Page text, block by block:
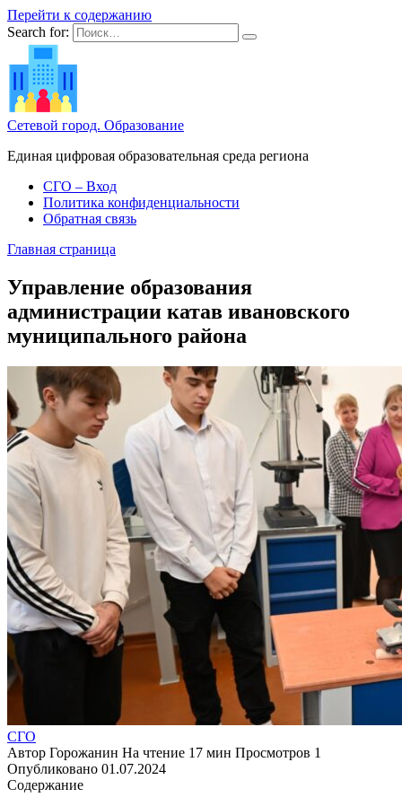
Перейти к содержанию
Search for:
Сетевой город. Образование
Единая цифровая образовательная среда региона
СГО – Вход
Политика конфиденциальности
Обратная связь
Главная страница
Управление образования
администрации катав ивановского
муниципального района
СГО
Автор Горожанин На чтение 17 мин Просмотров 1
Опубликовано 01.07.2024
Содержание